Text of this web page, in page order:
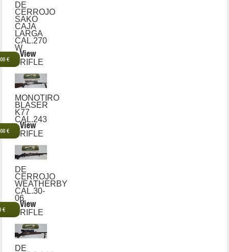
DE
CERROJO
SAKO
CAJA
LARGA
CAL.270
W
€
View
RIFLE
MONOTIRO
BLASER
K77
CAL.243
€
View
RIFLE
DE
CERROJO
WEATHERBY
CAL.30-
06
€
View
RIFLE
DE